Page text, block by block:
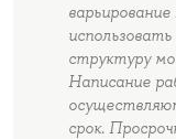
структуру
Написание
срок.